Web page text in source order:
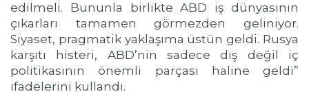
edilmeli. Bununla birlikte ABD iş dünyasının
çıkarları tamamen görmezden geliniyor.
Siyaset, pragmatik yaklaşıma üstün geldi. Rusya
karşıtı histeri, ABD’nin sadece dış değil iç
politikasının önemli parçası haline geldi”
ifadelerini kullandı.